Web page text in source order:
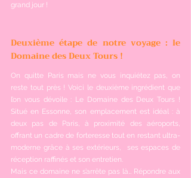
grand jour !
Deuxième étape de notre voyage : le
Domaine des Deux Tours !
On quitte Paris mais ne vous inquiétez pas, on
reste tout près ! Voici le deuxième ingrédient que
l’on vous dévoile : Le Domaine des Deux Tours !
Situé en Essonne, son emplacement est idéal : à
deux pas de Paris, à proximité des aéroports,
offrant un cadre de forteresse tout en restant ultra-
moderne grâce à ses extérieurs,  ses espaces de
réception raffinés et son entretien.
Mais ce domaine ne s’arrête pas là… Répondre aux